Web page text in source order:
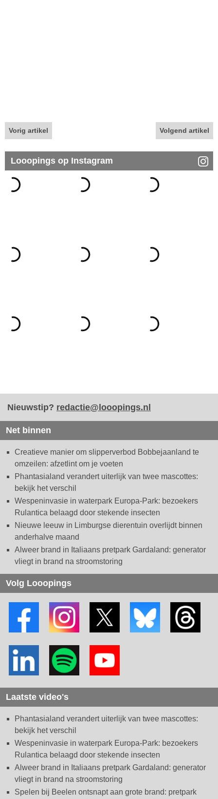
Vorig artikel Volgend artikel
Looopings op Instagram
Nieuwstip? redactie@looopings.nl
Net binnen
Creatieve manier om slipperverbod Bobbejaanland te
omzeilen: afzetlint om je voeten
Phantasialand verandert uiterlijk van twee mascottes:
bekijk het verschil
Wespeninvasie in waterpark Europa-Park: bezoekers
Rulantica belaagd door stekende insecten
Nieuwe leeuw in Limburgse dierentuin overlijdt binnen
anderhalve maand
Alweer brand in Italiaans pretpark Gardaland: generator
vliegt in brand na stroomstoring
Volg Looopings
Laatste video's
Phantasialand verandert uiterlijk van twee mascottes:
bekijk het verschil
Wespeninvasie in waterpark Europa-Park: bezoekers
Rulantica belaagd door stekende insecten
Alweer brand in Italiaans pretpark Gardaland: generator
vliegt in brand na stroomstoring
Spelen bij Beelen ontsnapt aan grote brand: pretpark